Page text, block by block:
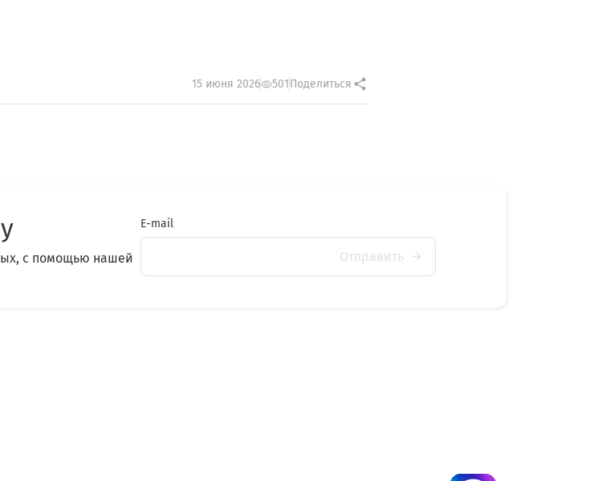
15 июня 2026 501Поделиться
с помощью нашей
E-mail
Отправить